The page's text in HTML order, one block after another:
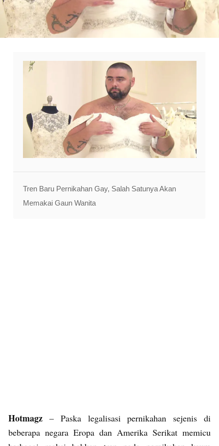
Tren Baru Pernikahan Gay, Salah Satunya Akan
Memakai Gaun Wanita
Hotmagz – Paska legalisasi pernikahan sejenis di
beberapa negara Eropa dan Amerika Serikat memicu